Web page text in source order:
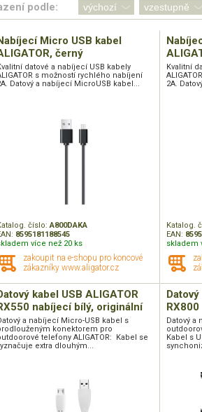
podle:
Micro USB kabel
černý
datové a nabíjecí USB kabely
s možností rychlého nabíjení
Datový a nabíjecí MicroUSB kabel...
číslo:A800DAKA
8595181188545
více než 20 ks
zakoupit na e-shopu pro koncové
zákazníky www.aligator.cz
Kvalitní
2A.
Katalog.
EAN:
skladem
kabel USB ALIGATOR
nabíjecí bílý, originální
a nabíjecí Micro-USB kabel s
konektorem pro
telefony ALIGATOR: Kabel se
extra dlouhým...
Datový a
Kabel s